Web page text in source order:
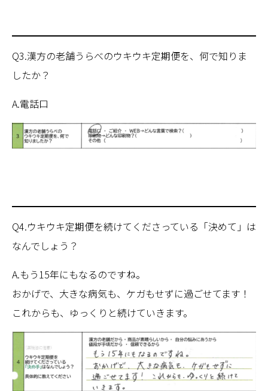
Q3.漢方の老舗うらべのウキウキ定期便を、何で知りま
したか？
A.電話口
Q4.ウキウキ定期便を続けてくださっている「決めて」は
なんでしょう？
A.もう15年にもなるのですね。
おかげで、大きな病気も、ケガもせずに過ごせてます！
これからも、ゆっくりと続けていきます。